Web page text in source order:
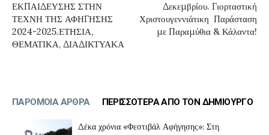
ΕΚΠΑΙΔΕΥΣΗΣ ΣΤΗΝ
ΤΕΧΝΗ ΤΗΣ ΑΦΗΓΗΣΗΣ
2024-2025.ΕΤΗΣΙΑ,
ΘΕΜΑΤΙΚΑ, ΔΙΑΔΙΚΤΥΑΚΑ
Δεκεμβρίου. Γιορταστική
Χριστουγεννιάτικη Παράσταση
με Παραμύθια & Κάλαντα!
ΠΑΡΟΜΟΙΑ ΑΡΘΡΑ ΠΕΡΙΣΣΟΤΕΡΑ ΑΠΟ ΤΟΝ ΔΗΜΙΟΥΡΓΟ
Δέκα χρόνια «Φεστιβάλ Αφήγησης»: Στη